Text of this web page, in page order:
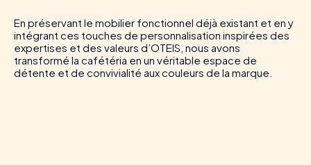
En préservant le mobilier fonctionnel déjà existant et en y
intégrant ces touches de personnalisation inspirées des
expertises et des valeurs d’OTEIS, nous avons
transformé la cafétéria en un véritable espace de
détente et de convivialité aux couleurs de la marque.